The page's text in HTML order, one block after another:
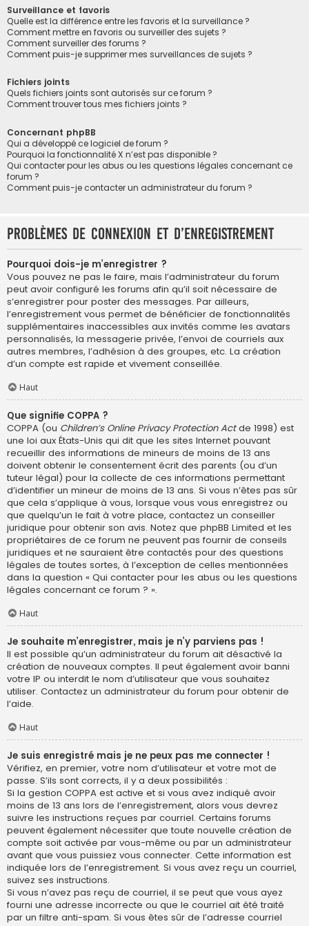
Surveillance et favoris
Quelle est la différence entre les favoris et la surveillance ?
Comment mettre en favoris ou surveiller des sujets ?
Comment surveiller des forums ?
Comment puis-je supprimer mes surveillances de sujets ?
Fichiers joints
Quels fichiers joints sont autorisés sur ce forum ?
Comment trouver tous mes fichiers joints ?
Concernant phpBB
Qui a développé ce logiciel de forum ?
Pourquoi la fonctionnalité X n’est pas disponible ?
Qui contacter pour les abus ou les questions légales concernant ce
forum ?
Comment puis-je contacter un administrateur du forum ?
Problèmes de connexion et d’enregistrement
Pourquoi dois-je m’enregistrer ?
Vous pouvez ne pas le faire, mais l’administrateur du forum
peut avoir configuré les forums afin qu’il soit nécessaire de
s’enregistrer pour poster des messages. Par ailleurs,
l’enregistrement vous permet de bénéficier de fonctionnalités
supplémentaires inaccessibles aux invités comme les avatars
personnalisés, la messagerie privée, l’envoi de courriels aux
autres membres, l’adhésion à des groupes, etc. La création
d’un compte est rapide et vivement conseillée.
Haut
Que signifie COPPA ?
COPPA (ou Children’s Online Privacy Protection Actde 1998) est
une loi aux États-Unis qui dit que les sites Internet pouvant
recueillir des informations de mineurs de moins de 13 ans
doivent obtenir le consentement écrit des parents (ou d’un
tuteur légal) pour la collecte de ces informations permettant
d’identifier un mineur de moins de 13 ans. Si vous n’êtes pas sûr
que cela s’applique à vous, lorsque vous vous enregistrez ou
que quelqu’un le fait à votre place, contactez un conseiller
juridique pour obtenir son avis. Notez que phpBB Limited et les
propriétaires de ce forum ne peuvent pas fournir de conseils
juridiques et ne sauraient être contactés pour des questions
légales de toutes sortes, à l’exception de celles mentionnées
dans la question « Qui contacter pour les abus ou les questions
légales concernant ce forum ? ».
Haut
Je souhaite m’enregistrer, mais je n’y parviens pas !
Il est possible qu’un administrateur du forum ait désactivé la
création de nouveaux comptes. Il peut également avoir banni
votre IP ou interdit le nom d’utilisateur que vous souhaitez
utiliser. Contactez un administrateur du forum pour obtenir de
l’aide.
Haut
Je suis enregistré mais je ne peux pas me connecter !
Vérifiez, en premier, votre nom d’utilisateur et votre mot de
passe. S’ils sont corrects, il y a deux possibilités :
Si la gestion COPPA est active et si vous avez indiqué avoir
moins de 13 ans lors de l’enregistrement, alors vous devrez
suivre les instructions reçues par courriel. Certains forums
peuvent également nécessiter que toute nouvelle création de
compte soit activée par vous-même ou par un administrateur
avant que vous puissiez vous connecter. Cette information est
indiquée lors de l’enregistrement. Si vous avez reçu un courriel,
suivez ses instructions.
Si vous n’avez pas reçu de courriel, il se peut que vous ayez
fourni une adresse incorrecte ou que le courriel ait été traité
par un filtre anti-spam. Si vous êtes sûr de l’adresse courriel